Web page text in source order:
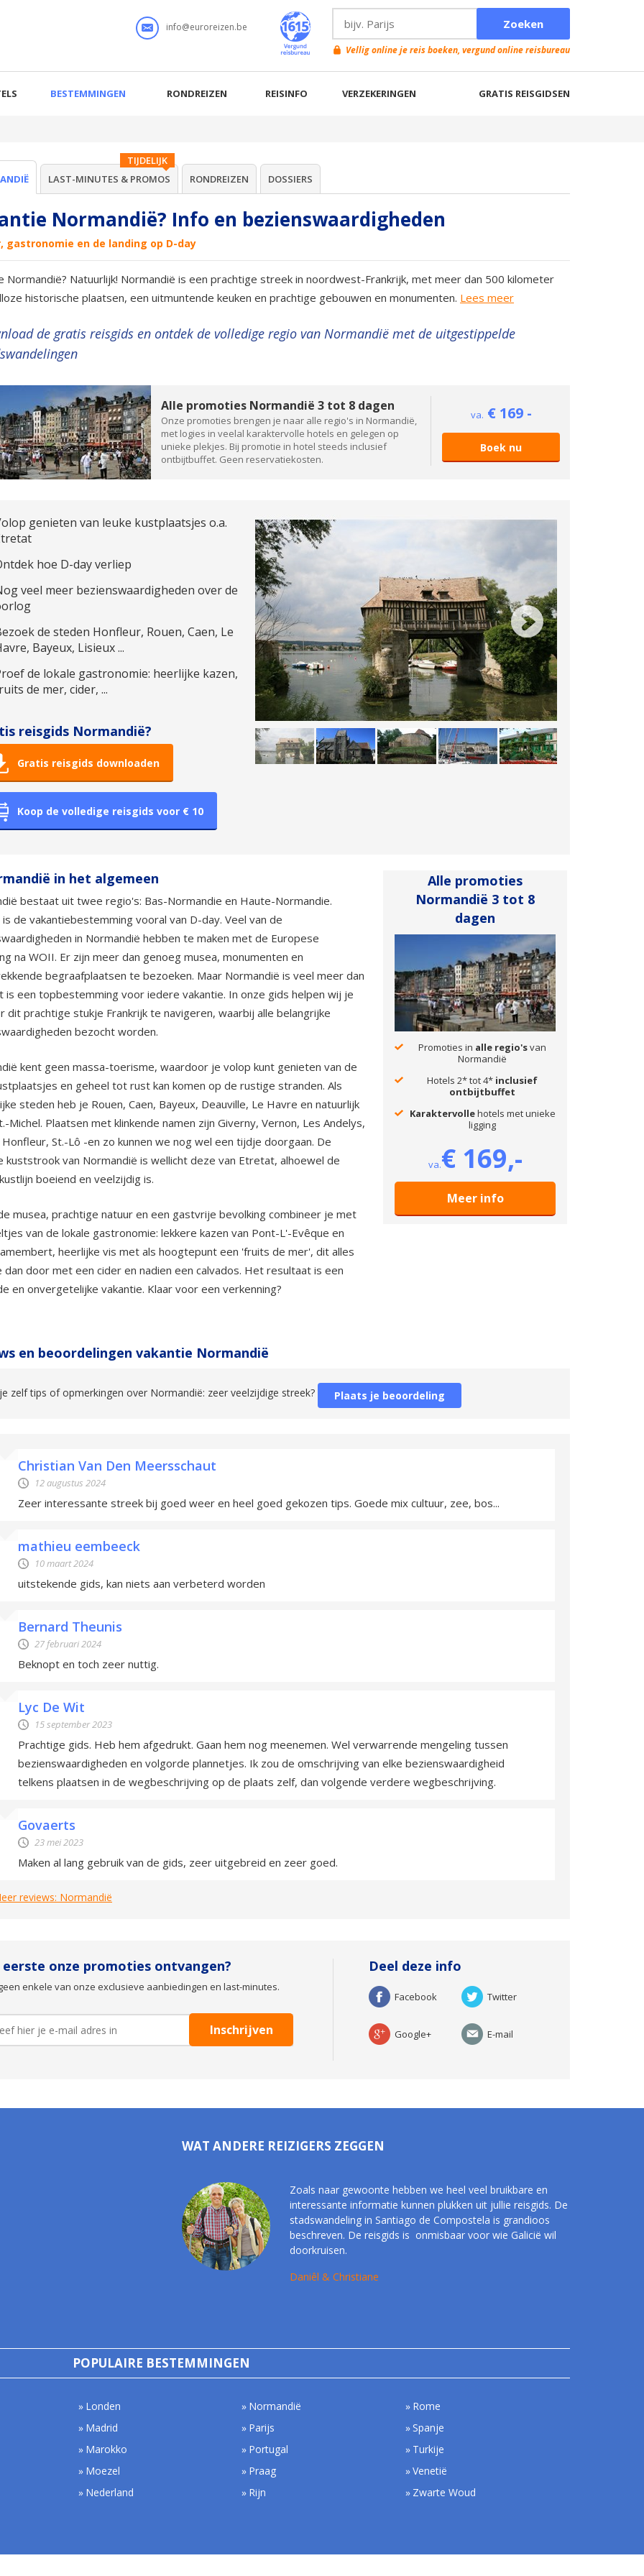
info@euroreizen.be
Vellig online je reis boeken, vergund online reisbureau
BESTEMMINGEN RONDREIZEN REISINFO VERZEKERINGEN GRATIS REISGIDSEN
TIJDELIJK
LAST-MINUTES & PROMOS
RONDREIZEN DOSSIERS
Normandië? Info en bezienswaardigheden
gastronomie en de landing op D-day
Normandië? Natuurlijk! Normandië is een prachtige streek in noordwest-Frankrijk, met meer dan 500 kilometer
historische plaatsen, een uitmuntende keuken en prachtige gebouwen en monumenten. Lees meer
de gratis reisgids en ontdek de volledige regio van Normandië met de uitgestippelde
Alle promoties Normandië 3 tot 8 dagen
Onze promoties brengen je naar alle regio's in Normandië,
met logies in veelal karaktervolle hotels en gelegen op
unieke plekjes. Bij promotie in hotel steeds inclusief
ontbijtbuffet. Geen reservatiekosten.
va. € 169 -
Boek nu
genieten van leuke kustplaatsjes o.a.
hoe D-day verliep
veel meer bezienswaardigheden over de
de steden Honfleur, Rouen, Caen, Le
Bayeux, Lisieux ...
de lokale gastronomie: heerlijke kazen,
de mer, cider, ...
reisgids Normandië?
Gratis reisgids downloaden
Koop de volledige reisgids voor € 10
in het algemeen
bestaat uit twee regio's: Bas-Normandie en Haute-Normandie.
de vakantiebestemming vooral van D-day. Veel van de
in Normandië hebben te maken met de Europese
na WOII. Er zijn meer dan genoeg musea, monumenten en
begraafplaatsen te bezoeken. Maar Normandië is veel meer dan
is een topbestemming voor iedere vakantie. In onze gids helpen wij je
dit prachtige stukje Frankrijk te navigeren, waarbij alle belangrijke
bezocht worden.
kent geen massa-toerisme, waardoor je volop kunt genieten van de
en geheel tot rust kan komen op de rustige stranden. Als
steden heb je Rouen, Caen, Bayeux, Deauville, Le Havre en natuurlijk
Michel. Plaatsen met klinkende namen zijn Giverny, Vernon, Les Andelys,
Honfleur, St.-Lô -en zo kunnen we nog wel een tijdje doorgaan. De
kuststrook van Normandië is wellicht deze van Etretat, alhoewel de
boeiend en veelzijdig is.
musea, prachtige natuur en een gastvrije bevolking combineer je met
van de lokale gastronomie: lekkere kazen van Pont-L'-Evêque en
heerlijke vis met als hoogtepunt een 'fruits de mer', dit alles
dan door met een cider en nadien een calvados. Het resultaat is een
en onvergetelijke vakantie. Klaar voor een verkenning?
Alle promoties
Normandië 3 tot 8
dagen
Promoties in alle regio'svan
Normandië
Hotels 2* tot 4* inclusief
ontbijtbuffet
Karaktervollehotels met unieke
ligging
va.€ 169,-
Meer info
en beoordelingen vakantie Normandië
zelf tips of opmerkingen over Normandië: zeer veelzijdige streek? Plaats je beoordeling
Christian Van Den Meersschaut
12 augustus 2024
Zeer interessante streek bij goed weer en heel goed gekozen tips. Goede mix cultuur, zee, bos...
mathieu eembeeck
10 maart 2024
uitstekende gids, kan niets aan verbeterd worden
Bernard Theunis
27 februari 2024
Beknopt en toch zeer nuttig.
Lyc De Wit
15 september 2023
Prachtige gids. Heb hem afgedrukt. Gaan hem nog meenemen. Wel verwarrende mengeling tussen
bezienswaardigheden en volgorde plannetjes. Ik zou de omschrijving van elke bezienswaardigheid
telkens plaatsen in de wegbeschrijving op de plaats zelf, dan volgende verdere wegbeschrijving.
Govaerts
23 mei 2023
Maken al lang gebruik van de gids, zeer uitgebreid en zeer goed.
reviews: Normandië
eerste onze promoties ontvangen?
enkele van onze exclusieve aanbiedingen en last-minutes.
Deel deze info
Facebook Twitter
Google+ E-mail
WAT ANDERE REIZIGERS ZEGGEN
Zoals naar gewoonte hebben we heel veel bruikbare en
interessante informatie kunnen plukken uit jullie reisgids. De
stadswandeling in Santiago de Compostela is grandioos
beschreven. De reisgids is onmisbaar voor wie Galicië wil
doorkruisen.
Daniêl & Christiane
POPULAIRE BESTEMMINGEN
Londen
Madrid
Marokko
Moezel
Nederland
Normandië
Parijs
Portugal
Praag
Rijn
Rome
Spanje
Turkije
Venetië
Zwarte Woud